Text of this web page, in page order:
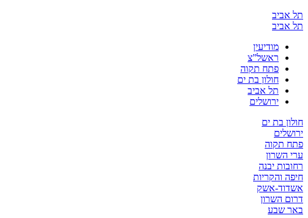
תל אביב
תל אביב
מודיעין
ראשל”צ
פתח תקוה
חולון בת ים
תל אביב
ירושלים
חולון בת ים
ירושלים
פתח תקוה
ערי השרון
רחובות יבנה
חיפה והקריות
אשדוד-אשק
דרום השרון
באר שבע